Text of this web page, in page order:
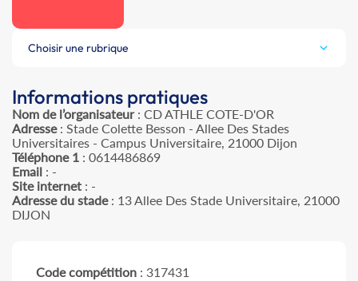
Choisir une rubrique
Informations pratiques
Nom de l’organisateur: CD ATHLE COTE-D'OR
Adresse: Stade Colette Besson - Allee Des Stades
Universitaires - Campus Universitaire, 21000 Dijon
Téléphone 1 : 0614486869
Email : -
Site internet : -
Adresse du stade: 13 Allee Des Stade Universitaire, 21000
DIJON
Code compétition : 317431